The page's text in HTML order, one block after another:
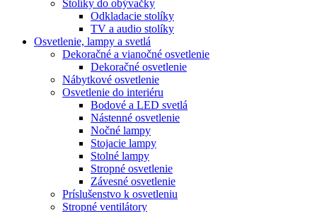
Stolíky do obývačky
Odkladacie stolíky
TV a audio stolíky
Osvetlenie, lampy a svetlá
Dekoračné a vianočné osvetlenie
Dekoračné osvetlenie
Nábytkové osvetlenie
Osvetlenie do interiéru
Bodové a LED svetlá
Nástenné osvetlenie
Nočné lampy
Stojacie lampy
Stolné lampy
Stropné osvetlenie
Závesné osvetlenie
Príslušenstvo k osvetleniu
Stropné ventilátory